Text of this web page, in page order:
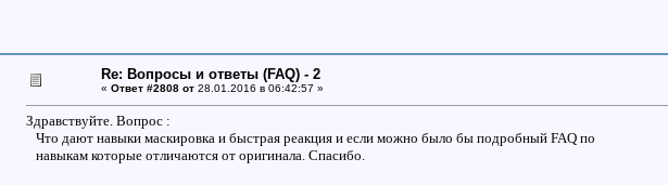
Re: Вопросы и ответы (FAQ) - 2
« Ответ #2808 от 28.01.2016 в 06:42:57 »
Здравствуйте. Вопрос :
Что дают навыки маскировка и быстрая реакция и если можно было бы подробный FAQ по
навыкам которые отличаются от оригинала. Спасибо.